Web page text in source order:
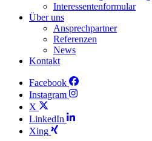
Interessentenformular
Über uns
Ansprechpartner
Referenzen
News
Kontakt
Facebook
Instagram
X
LinkedIn
Xing